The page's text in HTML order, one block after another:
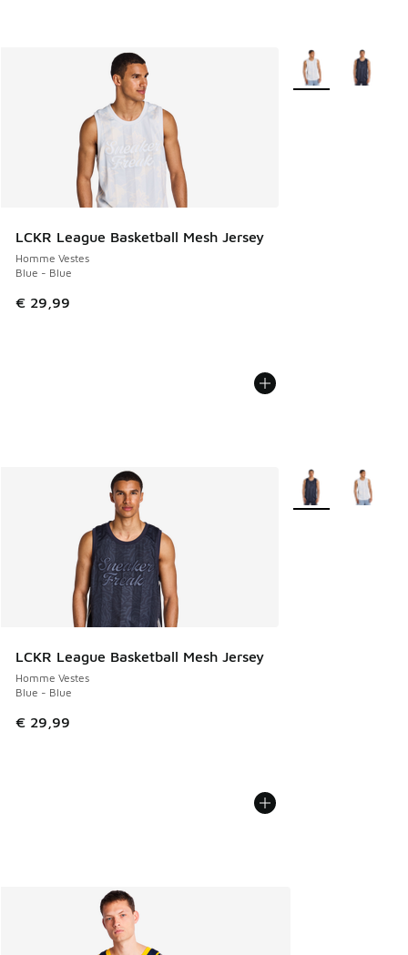
LCKR League Basketball Mesh Jersey
Homme Vestes
Blue - Blue
€ 29,99
Plus de couleurs
LCKR League Basketball Mesh Jersey
Homme Vestes
Blue - Blue
€ 29,99
Plus de couleurs